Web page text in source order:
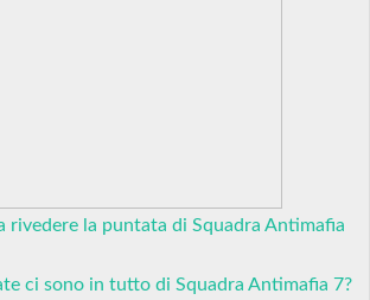
rivedere la puntata di Squadra Antimafia
ci sono in tutto di Squadra Antimafia 7?